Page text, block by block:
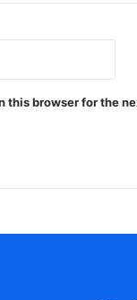
this browser for the